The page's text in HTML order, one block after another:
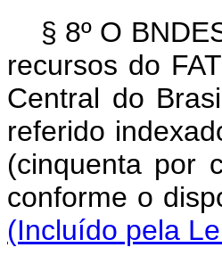
§ 8º O
recursos do
Central do
referido
(cinquenta por
conforme o
(Incluído pela